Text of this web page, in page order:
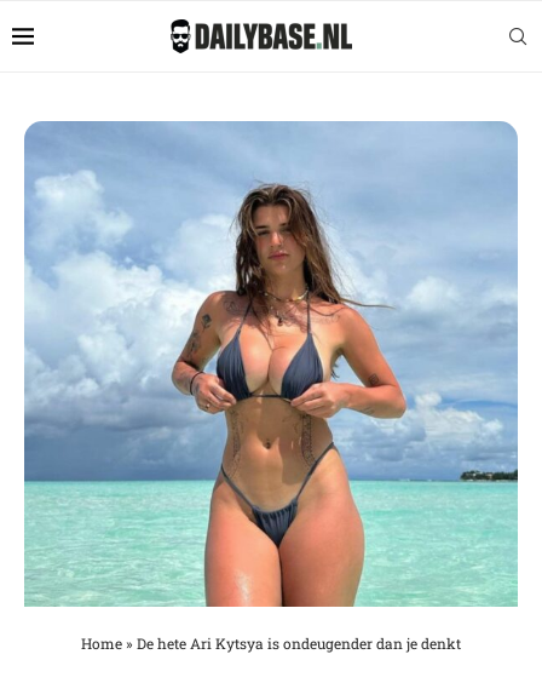
Home» De hete Ari Kytsya is ondeugender dan je denkt